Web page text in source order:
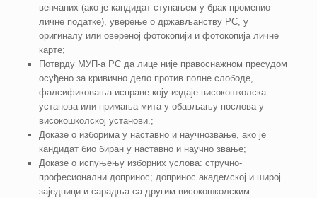
венчаних (ако је кандидат ступањем у брак променио
личне податке), уверење о држављанству РС, у
оригиналу или овереној фотокопији и фотокопија личне
карте;
Потврду МУП-а РС да лице није правоснажном пресудом
осуђено за кривично дело против полне слободе,
фалсификовања исправе коју издаје високошколска
установа или примања мита у обављању послова у
високошколској установи.;
Доказе о изборима у наставно и научнозвање, ако је
кандидат био биран у наставно и научно звање;
Доказе о испуњењу изборних услова: стручно-
професионални допринос; допринос академској и широј
заједници и сарадња са другим високошколским